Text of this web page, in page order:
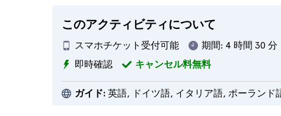
このアクティビティについて
スマホチケット受付可能 期間: 4 時間 30 分
即時確認
キャンセル料無料
ガイド: 英語, ドイツ語, イタリア語, ポーランド